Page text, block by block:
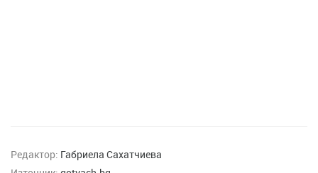
Редактор: Габриела Сахатчиева